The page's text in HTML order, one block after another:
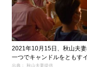
2021年10月15日、秋山夫
一つでキャンドルをともす
出典： 秋山夫妻提供